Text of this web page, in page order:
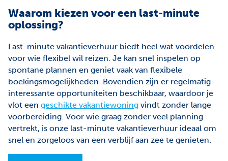
Waarom kiezen voor een last-minute
oplossing?
Last-minute vakantieverhuur biedt heel wat voordelen
voor wie flexibel wil reizen. Je kan snel inspelen op
spontane plannen en geniet vaak van flexibele
boekingsmogelijkheden. Bovendien zijn er regelmatig
interessante opportuniteiten beschikbaar, waardoor je
vlot een geschikte vakantiewoning vindt zonder lange
voorbereiding. Voor wie graag zonder veel planning
vertrekt, is onze last-minute vakantieverhuur ideaal om
snel en zorgeloos van een verblijf aan zee te genieten.